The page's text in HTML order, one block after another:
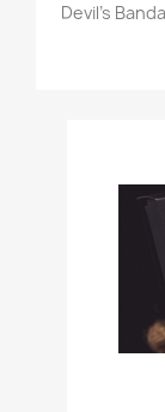
Devil's